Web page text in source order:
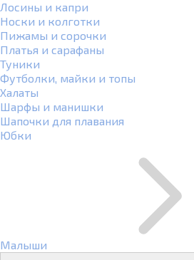
Лосины и капри
Носки и колготки
Пижамы и сорочки
Платья и сарафаны
Туники
Футболки, майки и топы
Халаты
Шарфы и манишки
Шапочки для плавания
Юбки
Малыши